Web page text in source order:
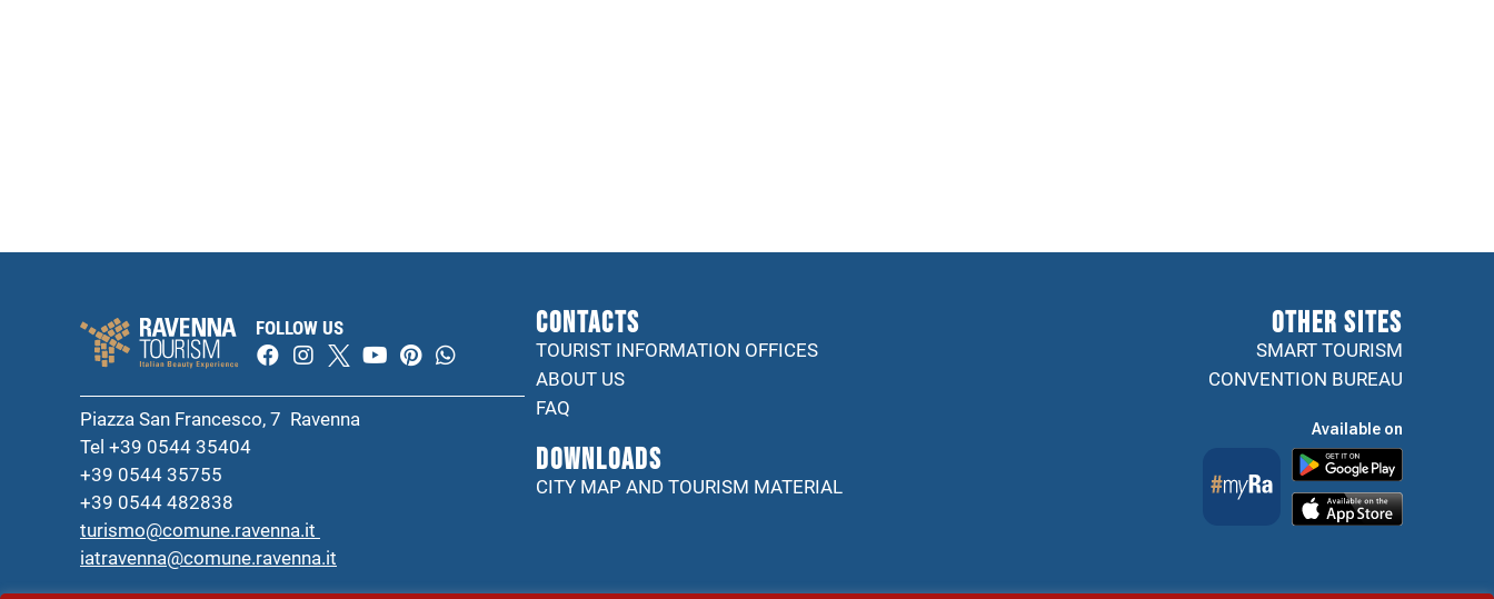
FOLLOW US
Piazza San Francesco, 7 Ravenna
Tel +39 0544 35404
+39 0544 35755
+39 0544 482838
turismo@comune.ravenna.it
iatravenna@comune.ravenna.it
CONTACTS
TOURIST INFORMATION OFFICES
ABOUT US
FAQ
DOWNLOADS
CITY MAP AND TOURISM MATERIAL
Other sites
SMART TOURISM
CONVENTION BUREAU
Available on